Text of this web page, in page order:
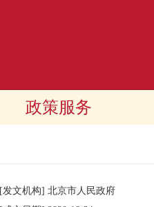
政策服务
[发文机构] 北京市人民政府